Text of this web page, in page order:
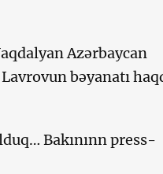
Azərbaycan
bəyanatı
Bakınınn press-